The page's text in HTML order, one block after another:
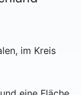
im Kreis